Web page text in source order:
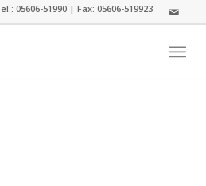
51990 | Fax: 05606-519923